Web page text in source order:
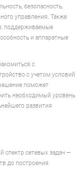
безопасность,
управления. Также
поддерживаемые
и аппаратные
с
с учетом условий
поможет
необходимый уровень
развития
спектр сетевых задач —
до построения